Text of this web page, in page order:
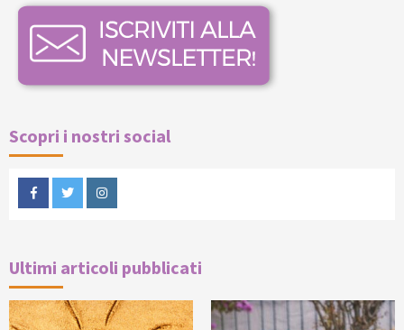
Scopri i nostri social
FacebookTwitterInstagram
Ultimi articoli pubblicati